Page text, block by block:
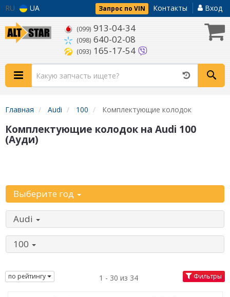
RU UA Запрос по VIN Контакты Вход
(099) 913-04-34
(098) 640-02-08
(093) 165-17-54
Главная Audi 100 Комплектующие колодок
Комплектующие колодок на Audi 100
(Ауди)
Выберите год
Audi
100
по рейтингу 1 - 30 из 34 Фильтры